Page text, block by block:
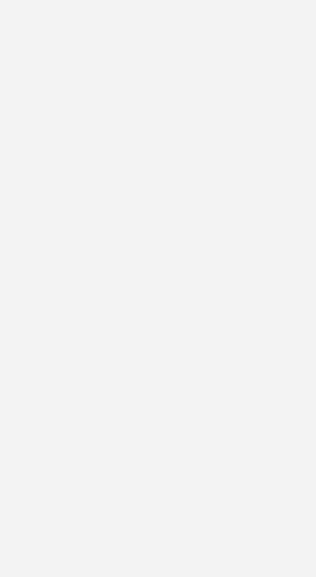
zurückgesetzt. Das ist ein
Lösungen, z. B. mit Feder,
vom Fachmann ausgeführt werden